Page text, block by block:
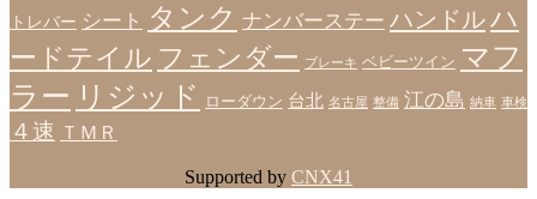
トレバー シート タンク ナンバーステー ハンドルハ
ードテイル フェンダー ブレーキ ベビーツイン マフ
ラー リジッド ローダウン 台北 名古屋 整備 江の島 納車 車検
４速 ＴＭＲ
Supported by CNX41